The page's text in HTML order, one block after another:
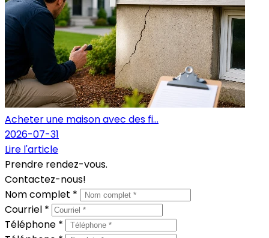
Acheter une maison avec des fi...
2026-07-31
Lire l'article
Prendre rendez-vous.
Contactez-nous!
Nom complet *
Courriel *
Téléphone *